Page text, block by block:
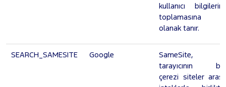
kullanıcı bilgilerini
toplamasına
olanak tanır.
SEARCH_SAMESITE Google
SameSite,
tarayıcının bu
çerezi siteler arası